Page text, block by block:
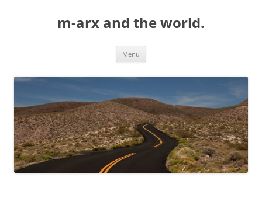
m-arx and the world.
Menu